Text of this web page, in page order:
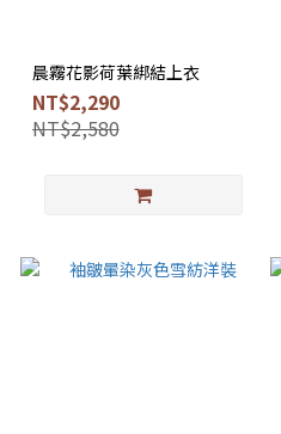
晨霧花影荷葉綁結上衣
NT$2,290
NT$2,580